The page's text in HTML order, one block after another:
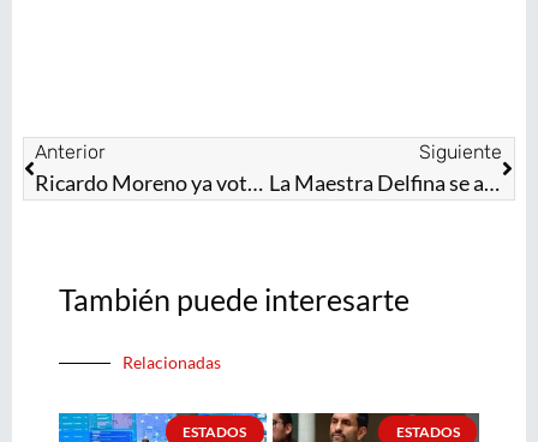
Anterior
Ricardo Moreno ya votó en Toluca; aspira a ser su alcalde
Siguiente
La Maestra Delfina se aplica; baja el secuestro en el Edoméx
También puede interesarte
Relacionadas
ESTADOS ESTADOS